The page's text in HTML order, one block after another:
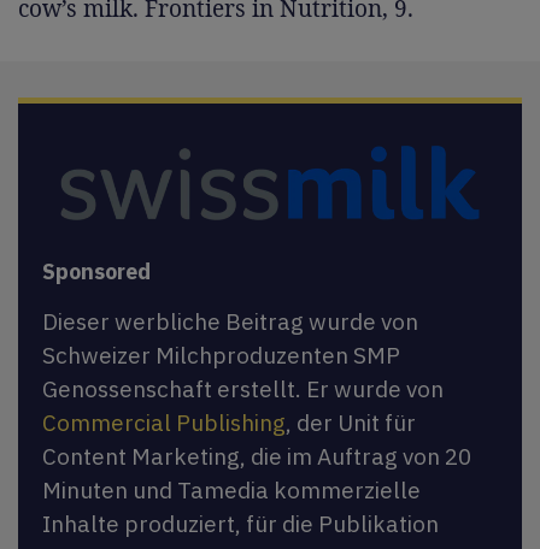
cow’s milk. Frontiers in Nutrition, 9.
Sponsored
Dieser werbliche Beitrag wurde von
Schweizer Milchproduzenten SMP
Genossenschaft erstellt. Er wurde von
Commercial Publishing, der Unit für
Content Marketing, die im Auftrag von 20
Minuten und Tamedia kommerzielle
Inhalte produziert, für die Publikation